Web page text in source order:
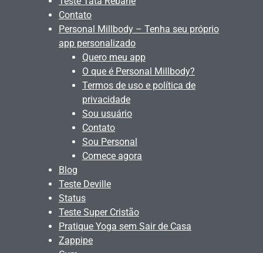
Contato
Personal Millbody – Tenha seu próprio
app personalizado
Quero meu app
O que é Personal Millbody?
Termos de uso e política de
privacidade
Sou usuário
Contato
Sou Personal
Comece agora
Blog
Teste Deville
Status
Teste Super Cristão
Pratique Yoga sem Sair de Casa
Zappipe